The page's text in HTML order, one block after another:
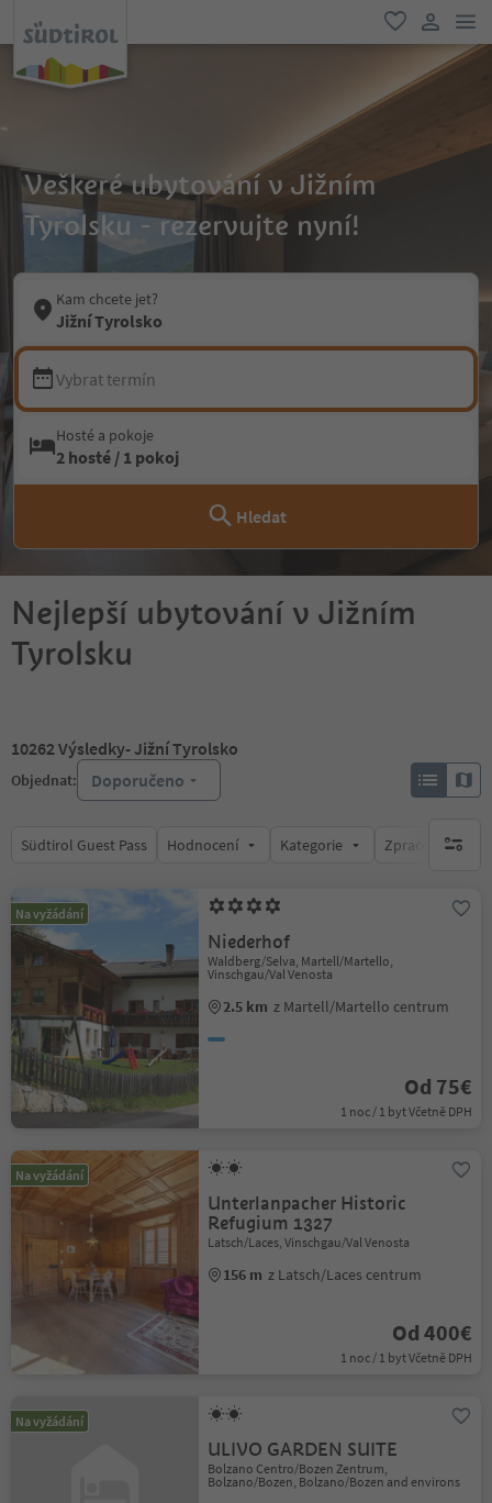
oblíbené
Veškeré ubytování v Jižním
Tyrolsku - rezervujte nyní!
Kam chcete jet?
Jižní Tyrolsko
Vybrat termín
Hosté a pokoje
2 hosté / 1 pokoj
Hledat
Nejlepší ubytování v Jižním
Tyrolsku
10262Výsledky- Jižní Tyrolsko
Objednat: Doporučeno
Südtirol Guest Pass Hodnocení Kategorie Zpracovávábrak
Na vyžádání
Niederhof
Waldberg/Selva, Martell/Martello,
Vinschgau/Val Venosta
2.5 km z Martell/Martello centrum
Od 75€
1 noc / 1 byt Včetně DPH
Na vyžádání
Unterlanpacher Historic
Refugium 1327
Latsch/Laces, Vinschgau/Val Venosta
156 m z Latsch/Laces centrum
Od 400€
1 noc / 1 byt Včetně DPH
Na vyžádání
ULIVO GARDEN SUITE
Bolzano Centro/Bozen Zentrum,
Bolzano/Bozen, Bolzano/Bozen and environs